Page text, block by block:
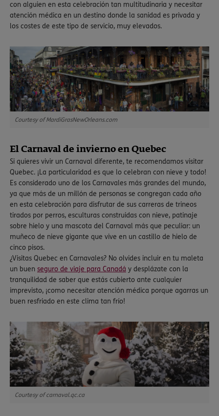
con alguien en esta celebración tan multitudinaria y necesitar
atención médica en un destino donde la sanidad es privada y
los costes de este tipo de servicio, muy elevados.
Courtesy of MardiGrasNewOrleans.com
El Carnaval de invierno en Quebec
Si quieres vivir un Carnaval diferente, te recomendamos visitar
Quebec. ¡La particularidad es que lo celebran con nieve y todo!
Es considerado uno de los Carnavales más grandes del mundo,
ya que más de un millón de personas se congregan cada año
en esta celebración para disfrutar de sus carreras de trineos
tirados por perros, esculturas construidas con nieve, patinaje
sobre hielo y una mascota del Carnaval más que peculiar: un
muñeco de nieve gigante que vive en un castillo de hielo de
cinco pisos.
¿Visitas Quebec en Carnavales? No olvides incluir en tu maleta
un buen seguro de viaje para Canadá y desplázate con la
tranquilidad de saber que estás cubierto ante cualquier
imprevisto, ¡como necesitar atención médica porque agarras un
buen resfriado en este clima tan frío!
Courtesy of carnaval.qc.ca